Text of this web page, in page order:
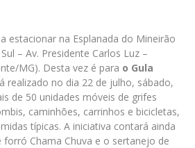
estacionar na Esplanada do Mineirão
– Av. Presidente Carlos Luz –
MG). Desta vez é para o Gula
realizado no dia 22 de julho, sábado,
de 50 unidades móveis de grifes
caminhões, carrinhos e bicicletas,
típicas. A iniciativa contará ainda
Chama Chuva e o sertanejo de